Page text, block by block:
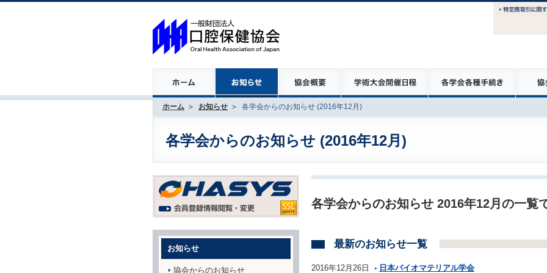
ホーム お知らせ 各学会からのお知らせ (2016年12月)
各学会からのお知らせ (2016年12月)
各学会からのお知らせ 2016年12月の一覧
最新のお知らせ一覧
2016年12月26日 日本バイオマテリアル学会
お知らせ
協会からのお知らせ